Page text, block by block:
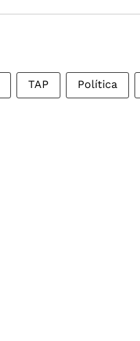
TAP Política